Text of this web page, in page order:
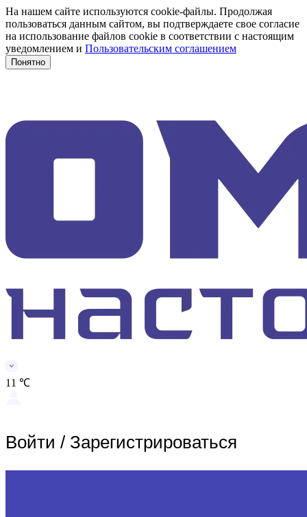
На нашем сайте используются cookie-файлы. Продолжая
пользоваться данным сайтом, вы подтверждаете свое согласие
на использование файлов cookie в соответствии с настоящим
уведомлением и Пользовательским соглашением
Понятно
11 ℃
Войти / Зарегистрироваться